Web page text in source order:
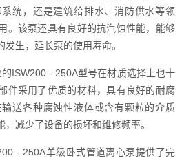
统，还是建筑给排水、消防供水等领
。该泵还具有良好的抗汽蚀性能，能够
生，延长泵的使用寿命。
ISW200 - 250A型号在材质选择上也十
件采用了优质的材料，具有良好的耐腐
送各种腐蚀性液体或含有颗粒的介质
减少了设备的损坏和维修频率。
- 250A单级卧式管道离心泵提供了完